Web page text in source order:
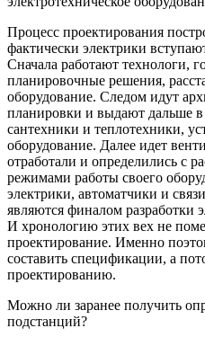
Процесс проектирования
фактически электрики
Сначала работают технологи,
планировочные решения,
оборудование. Следом идут
планировки и выдают дальше
сантехники и теплотехники,
оборудование. Далее идет
отработали и определились с
режимами работы своего
электрики, автоматчики и
являются финалом разработки
И хронологию этих вех не
проектирование. Именно
составить спецификации, а
проектированию.
Можно ли заранее получить
подстанций?